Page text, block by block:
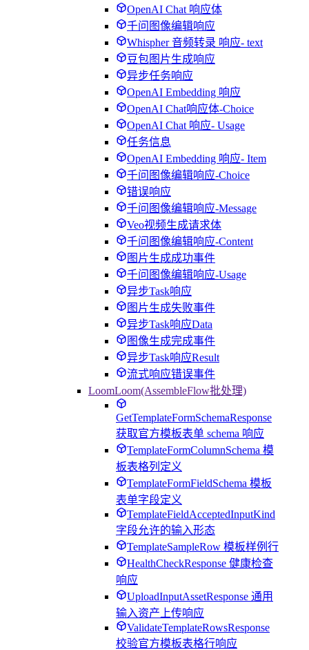
OpenAI Chat 响应体
千问图像编辑响应
Whispher 音频转录 响应- text
豆包图片生成响应
异步任务响应
OpenAI Embedding 响应
OpenAI Chat响应体-Choice
OpenAI Chat 响应- Usage
任务信息
OpenAI Embedding 响应- Item
千问图像编辑响应-Choice
错误响应
千问图像编辑响应-Message
Veo视频生成请求体
千问图像编辑响应-Content
图片生成成功事件
千问图像编辑响应-Usage
异步Task响应
图片生成失败事件
异步Task响应Data
图像生成完成事件
异步Task响应Result
流式响应错误事件
LoomLoom(AssembleFlow批处理)
GetTemplateFormSchemaResponse
获取官方模板表单 schema 响应
TemplateFormColumnSchema 模
板表格列定义
TemplateFormFieldSchema 模板
表单字段定义
TemplateFieldAcceptedInputKind
字段允许的输入形态
TemplateSampleRow 模板样例行
HealthCheckResponse 健康检查
响应
UploadInputAssetResponse 通用
输入资产上传响应
ValidateTemplateRowsResponse
校验官方模板表格行响应